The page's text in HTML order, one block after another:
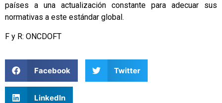
países a una actualización constante para adecuar sus
normativas a este estándar global.
F y R: ONCDOFT
Facebook Twitter
LinkedIn